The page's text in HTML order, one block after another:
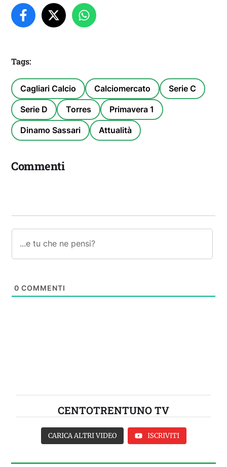
Tags:
Cagliari Calcio Calciomercato Serie C
Serie D Torres Primavera 1
Dinamo Sassari Attualità
Commenti
0 COMMENTI
CENTOTRENTUNO TV
CARICA ALTRI VIDEO ISCRIVITI